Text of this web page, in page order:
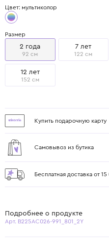
Цвет: мультиколор
Размер
2 года
92 см
7 лет
122 см
12 лет
152 см
Купить подарочную карту
Самовывоз из бутика
Бесплатная доставка от
Подробнее о продукте
Арт. B225AC026-991_801_2Y